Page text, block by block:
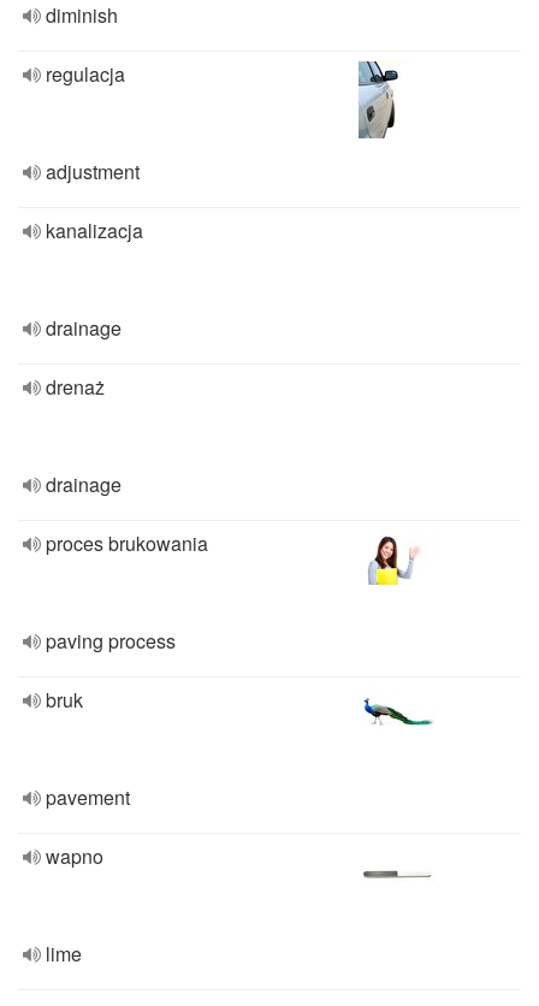
diminish
regulacja
adjustment
kanalizacja
drainage
drenaż
drainage
proces brukowania
paving process
bruk
pavement
wapno
lime